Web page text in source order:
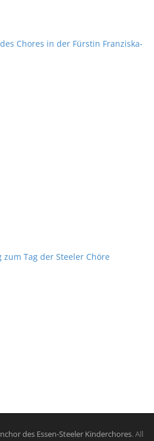
Chores in der Fürstin Franziska-
Tag der Steeler Chöre
des Essen-Steeler Kinderchores. All